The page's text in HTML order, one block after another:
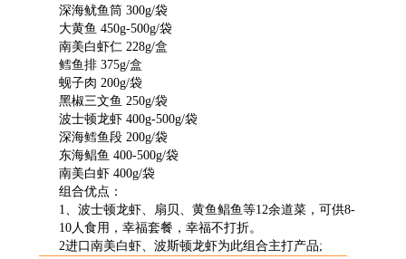
深海鱿鱼筒 300g/袋
大黄鱼 450g-500g/袋
南美白虾仁 228g/盒
鳕鱼排 375g/盒
蚬子肉 200g/袋
黑椒三文鱼 250g/袋
波士顿龙虾 400g-500g/袋
深海鳕鱼段 200g/袋
东海鲳鱼 400-500g/袋
南美白虾 400g/袋
组合优点：
1、波士顿龙虾、扇贝、黄鱼鲳鱼等12余道菜，可供8-
10人食用，幸福套餐，幸福不打折。
2进口南美白虾、波斯顿龙虾为此组合主打产品;